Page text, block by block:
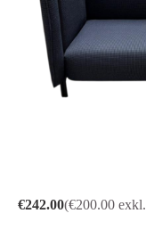
€242.00(€200.00